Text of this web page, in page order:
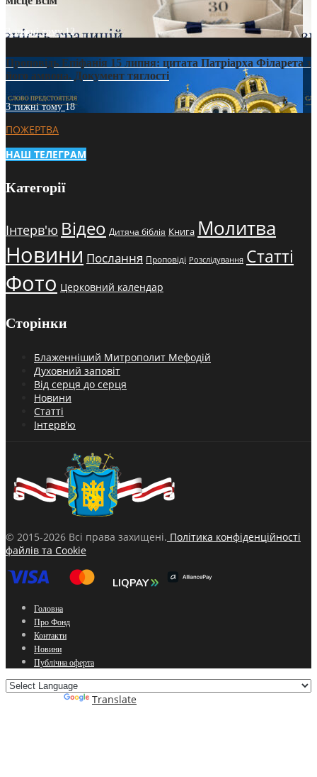
3 тижні тому12
Проповідь Епіфанія 15 липня: цитата Патріарха Філарета з
його амвона. Документ тяглості
3 тижні тому18
ПОЖЕРТВА
НАШ ТЕЛЕГРАМ
Категорії
Інтерв'ю Відео Дитяча біблія Книга Молитва
Новини Послання Проповіді Розслідування Статті
Фото Церковний календар
Сторінки
Блаженніший Митрополит Мефодій
Духовний заповіт
Від серця до серця
Новини
Статті
Інтерв’ю
© 2015-2026 Всі права захищені. Політика конфіденційності
файлів та Cookie
Головна
Про Фонд
Контакти
Новини
Публічна оферта
Translate